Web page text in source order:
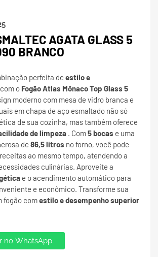
AGATA GLASS 5
BRANCO
perfeita de estilo e
com o Fogão Atlas Mônaco Top Glass 5
moderno com mesa de vidro branca e
em chapa de aço esmaltado não só
de sua cozinha, mas também oferece
de limpeza . Com5 bocas e uma
de 86,5 litros no forno, você pode
ao mesmo tempo, atendendo a
culinárias. Aproveite a
e o acendimento automático para
e econômico. Transforme sua
fogão comestilo e desempenho superior
no WhatsApp